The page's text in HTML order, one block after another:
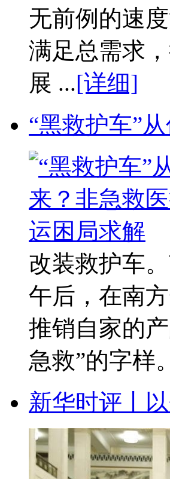
无前例的速
满足总需求
展 ...[详细]
“黑救护车”
改装救护车
午后，在南
推销自家的
急救”的字样
新华时评丨